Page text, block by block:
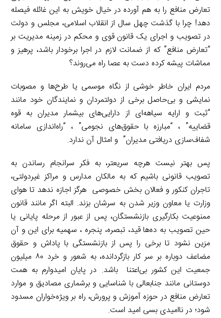
تعارض منافع را به هم آورده در خیال خویش به این غائله فیصله
دهد! چرا با گذشت چهل سال از انقلاب اسلامی، مجلس و دولت
در تصویب و اجرای یک قانون قوی و محکم در زمینه مدیریت بر
“تعارض منافع” که از ضمانت لازم در اجرا برخودار باشد، پرهیز و
مماشات پیشه کرده دست به عصا راه می‌روند؟
مردم ایران خاطر خوشی از نگاه موسمی یا طرح‌ها و مصوبات
نمایشی و بی‌حاصل برخی از دولتمردان و نمایندگان خود مانند
“ثبت و ارایه سیاهه‌ای از دارایی‌های بیشمار مدیران به قوه
قضاییه” ، “مبارزه با حقوق‌های نجومی” ، “راه‌اندازی سامانه
شفاف‌سازی دریافتی مدیران” و امثال آن ندارد.
پس بهتر نیست هرچه سریعتر، به فکر سرانجام رساندن به
تصویب قانونی باشیم که به مالکان مدارس و مراکز غیردولتی،
تاجران کنکور و فعالان بخش خصوصی هرگز اجازه ندهد تا هوای
وزارت یا معاون وزیر شدن به سرشان بزند. البته اگر مانند قانون
ممنوعیت بکارگیری بازنشستگان، پس از عبور از مرحله پایانی یا
حین تصویب به ده‌ها قید، تبصره، پنجره ، سهمیه برای این و آن
مزین نشود تا برخی را پس از بازنشستگی با پاداش و حقوق
مضاعف دوباره بر سر کار بازگردانده، به شعور و خرد ۸۰ میلیون
جمعیت این کشور بی‌اعتنا باشد. در پایان امیدوارم به همت
دوستانی مانند جنابعالی با شناسایی و برشماری مصادیق و موارد
تعارض منافع در حوزه آموزش و پرورش، راه بر ویژه‌خواران مسدود
شود؛ در ناامیدی بسی امید است.